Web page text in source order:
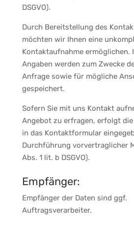
DSGVO).
Durch Bereitstellung des
möchten wir Ihnen eine
Kontaktaufnahme ermöglichen.
Angaben werden zum Zwecke
Anfrage sowie für mögliche
gespeichert.
Sofern Sie mit uns Kontakt
Angebot zu erfragen, erfolgt
in das Kontaktformular
Durchführung vorvertraglicher
Abs. 1 lit. b DSGVO).
Empfänger:
Empfänger der Daten sind ggf.
Auftragsverarbeiter.